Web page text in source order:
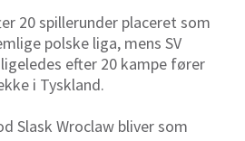
20 spillerunder placeret som
polske liga, mens SV
efter 20 kampe fører
i Tyskland.
Slask Wroclaw bliver som